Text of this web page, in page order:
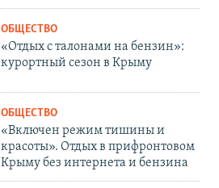
ОБЩЕСТВО
«Отдых с талонами на бензин»:
курортный сезон в Крыму
ОБЩЕСТВО
«Включен режим тишины и
красоты». Отдых в прифронтовом
Крыму без интернета и бензина